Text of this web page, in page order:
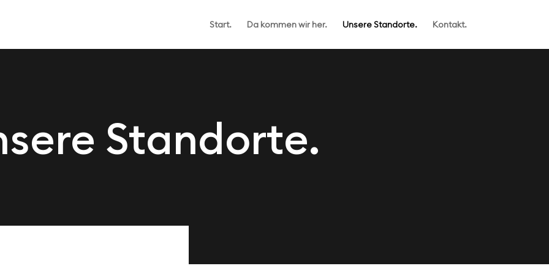
Start. Da kommen wir her. Unsere Standorte. Kontakt.
Standorte.